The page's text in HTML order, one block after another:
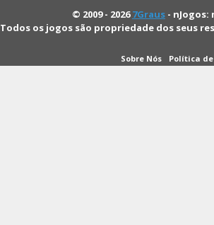
© 2009 - 20267Graus -
Todos os jogos são propriedade dos seus
Sobre Nós Política